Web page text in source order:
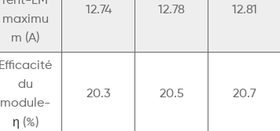
maximu
m (A)
12.74 12.78 12.81
du
module-
η (%)
20.3 20.5 20.7